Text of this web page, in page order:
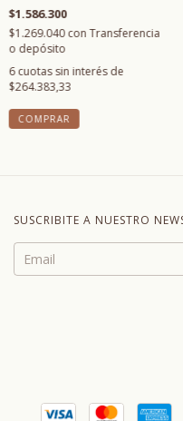
$1.586.300
$1.269.040con Transferencia
o depósito
6cuotas sin interés de
$264.383,33
COMPRAR
SUSCRIBITE A NUESTRO